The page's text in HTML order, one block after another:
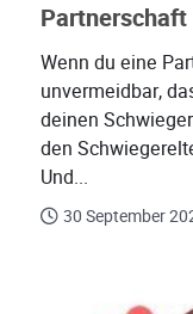
Wenn du eine
unvermeidbar,
deinen
den
Und...
30 September